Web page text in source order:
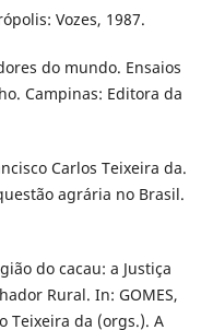
Vozes, 1987.
do mundo. Ensaios
Campinas: Editora da
Carlos Teixeira da.
agrária no Brasil.
do cacau: a Justiça
Rural. In: GOMES,
Teixeira da (orgs.). A